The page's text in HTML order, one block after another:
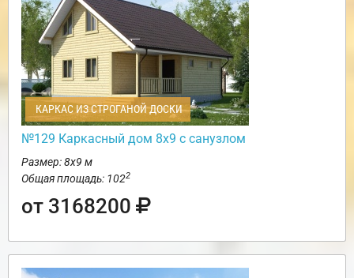
КАРКАС ИЗ СТРОГАНОЙ ДОСКИ
№129 Каркасный дом 8х9 с санузлом
Размер: 8х9 м
Общая площадь: 1022
от 3168200